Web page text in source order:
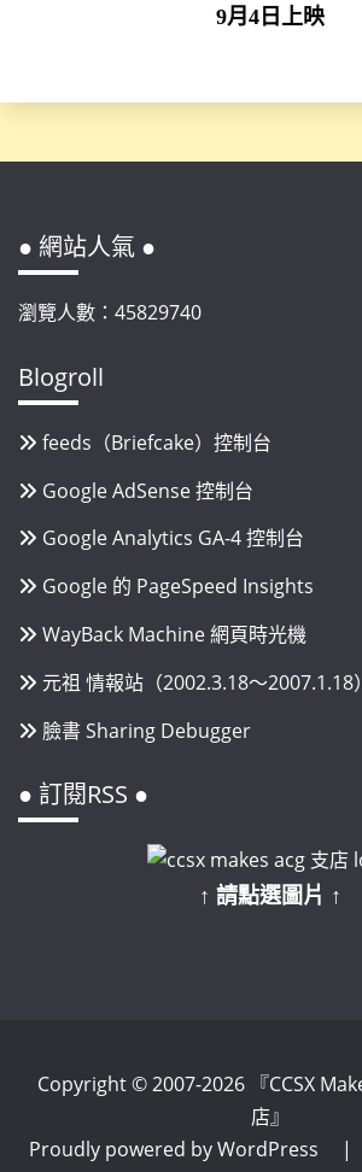
9月4日上映
● 網站人氣 ●
瀏覽人數：45829740
Blogroll
feeds（Briefcake）控制台
Google AdSense 控制台
Google Analytics GA-4 控制台
Google 的 PageSpeed Insights
WayBack Machine 網頁時光機
元祖 情報站（2002.3.18～2007.1.18）
臉書 Sharing Debugger
● 訂閱RSS ●
↑ 請點選圖片 ↑
Copyright © 2007-2026 『CCSX
店』
Proudly powered by WordPress
|